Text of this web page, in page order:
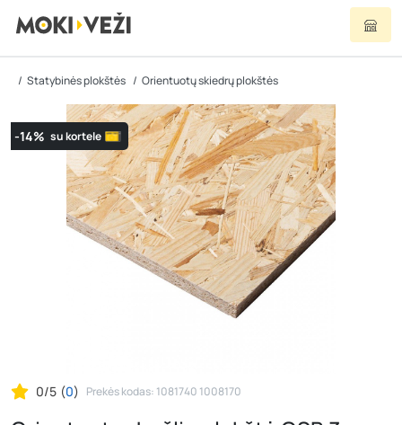
Statybinės plokštės Orientuotų skiedrų plokštės
-14% su kortele
0/5 (0) Prekės kodas: 1081740 1008170